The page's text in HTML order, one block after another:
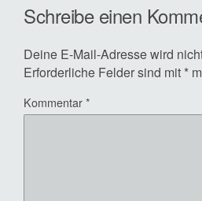
Schreibe einen
Deine E-Mail-Adresse wird
Erforderliche Felder sind mit *
Kommentar*